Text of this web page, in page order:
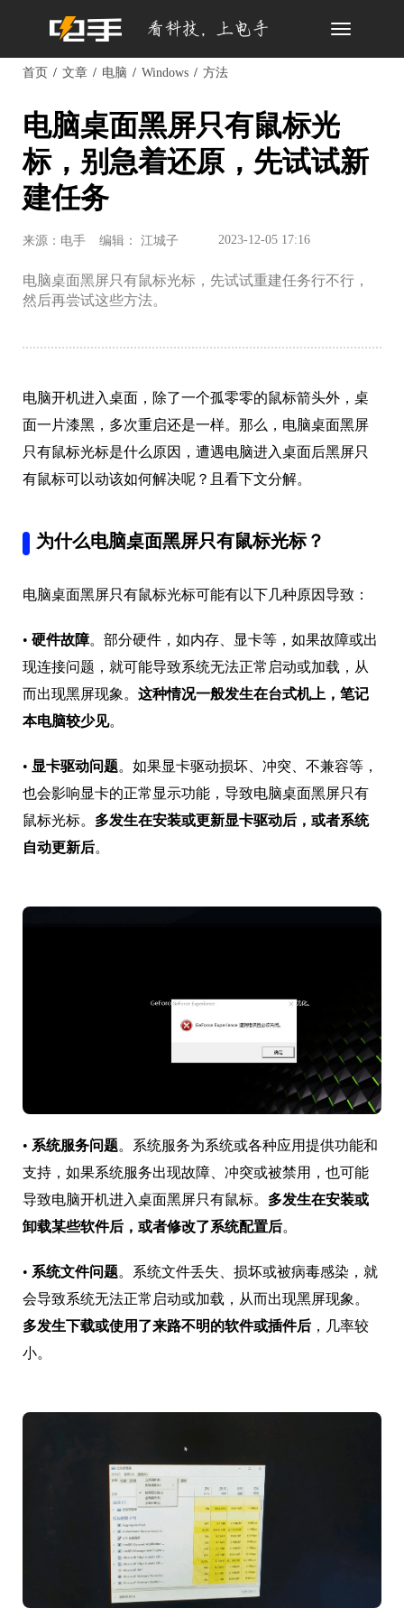
Toggle
首页 文章 电脑 Windows 方法
电脑桌面黑屏只有鼠标光
标，别急着还原，先试试新
建任务
来源：电手 编辑： 江城子 2023-12-05 17:16
电脑桌面黑屏只有鼠标光标，先试试重建任务行不行，
然后再尝试这些方法。
电脑开机进入桌面，除了一个孤零零的鼠标箭头外，桌
面一片漆黑，多次重启还是一样。那么，电脑桌面黑屏
只有鼠标光标是什么原因，遭遇电脑进入桌面后黑屏只
有鼠标可以动该如何解决呢？且看下文分解。
为什么电脑桌面黑屏只有鼠标光标？
电脑桌面黑屏只有鼠标光标可能有以下几种原因导致：
• 硬件故障。部分硬件，如内存、显卡等，如果故障或出
现连接问题，就可能导致系统无法正常启动或加载，从
而出现黑屏现象。 这种情况一般发生在台式机上，笔记
本电脑较少见。
• 显卡驱动问题。如果显卡驱动损坏、冲突、不兼容等，
也会影响显卡的正常显示功能，导致电脑桌面黑屏只有
鼠标光标。 多发生在安装或更新显卡驱动后，或者系统
自动更新后。
• 系统服务问题。系统服务为系统或各种应用提供功能和
支持，如果系统服务出现故障、冲突或被禁用，也可能
导致电脑开机进入桌面黑屏只有鼠标。 多发生在安装或
卸载某些软件后，或者修改了系统配置后。
• 系统文件问题。系统文件丢失、损坏或被病毒感染，就
会导致系统无法正常启动或加载，从而出现黑屏现象。
多发生下载或使用了来路不明的软件或插件后 ，几率较
小。